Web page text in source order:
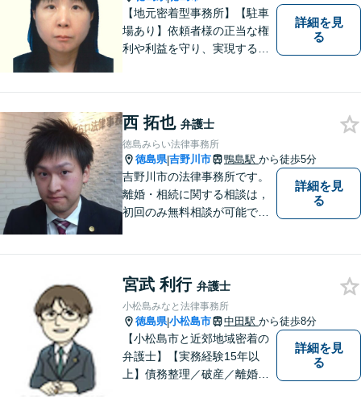
【地元密着型事務所】【駐車
場あり】依頼者様の正当な権
利や利益を守り、実現するた
ります。個人・法人問わずあ
らゆる問題に対応可能！
詳細を見
る
西 拓也 弁護士
徳島みらい法律事務所
徳島県|吉野川市 鴨島駅 から徒歩5分
吉野川市の法律事務所です。
離婚・相続に関する相談は，
初回のみ無料相談が可能です
詳細を見
る
宮武 利行 弁護士
小松島みなと法律事務所
徳島県|小松島市 中田駅 から徒歩8分
【小松島市と近郊地域密着の
弁護士】【実務経験15年以
上】債務整理／破産／離婚／
詳細を見
る